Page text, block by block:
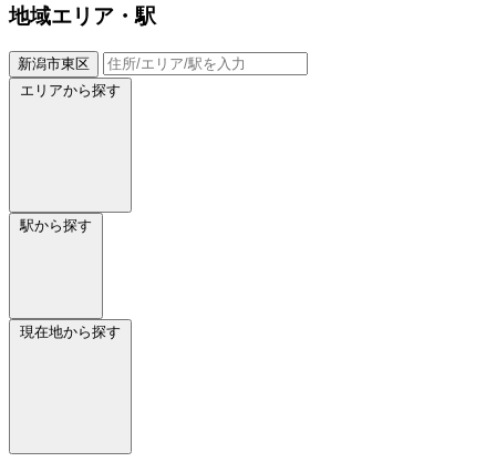
地域エリア・駅
新潟市東区
エリアから探す
駅から探す
現在地から探す